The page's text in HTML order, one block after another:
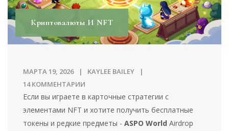
Криптовалюты И NFT
МАРТА 19, 2026
KAYLEE BAILEY
14 КОММЕНТАРИИ
Если вы играете в карточные стратегии с
элементами NFT и хотите получить бесплатные
токены и редкие предметы -ASPO World Airdrop